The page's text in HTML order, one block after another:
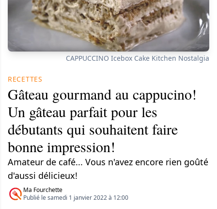
CAPPUCCINO Icebox Cake Kitchen Nostalgia
RECETTES
Gâteau gourmand au cappucino!
Un gâteau parfait pour les
débutants qui souhaitent faire
bonne impression!
Amateur de café... Vous n'avez encore rien goûté
d'aussi délicieux!
Ma Fourchette
Publié le samedi 1 janvier 2022 à 12:00